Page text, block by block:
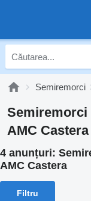
Semiremorci
AMC Castera
4 anunțuri:
AMC Castera
Filtru